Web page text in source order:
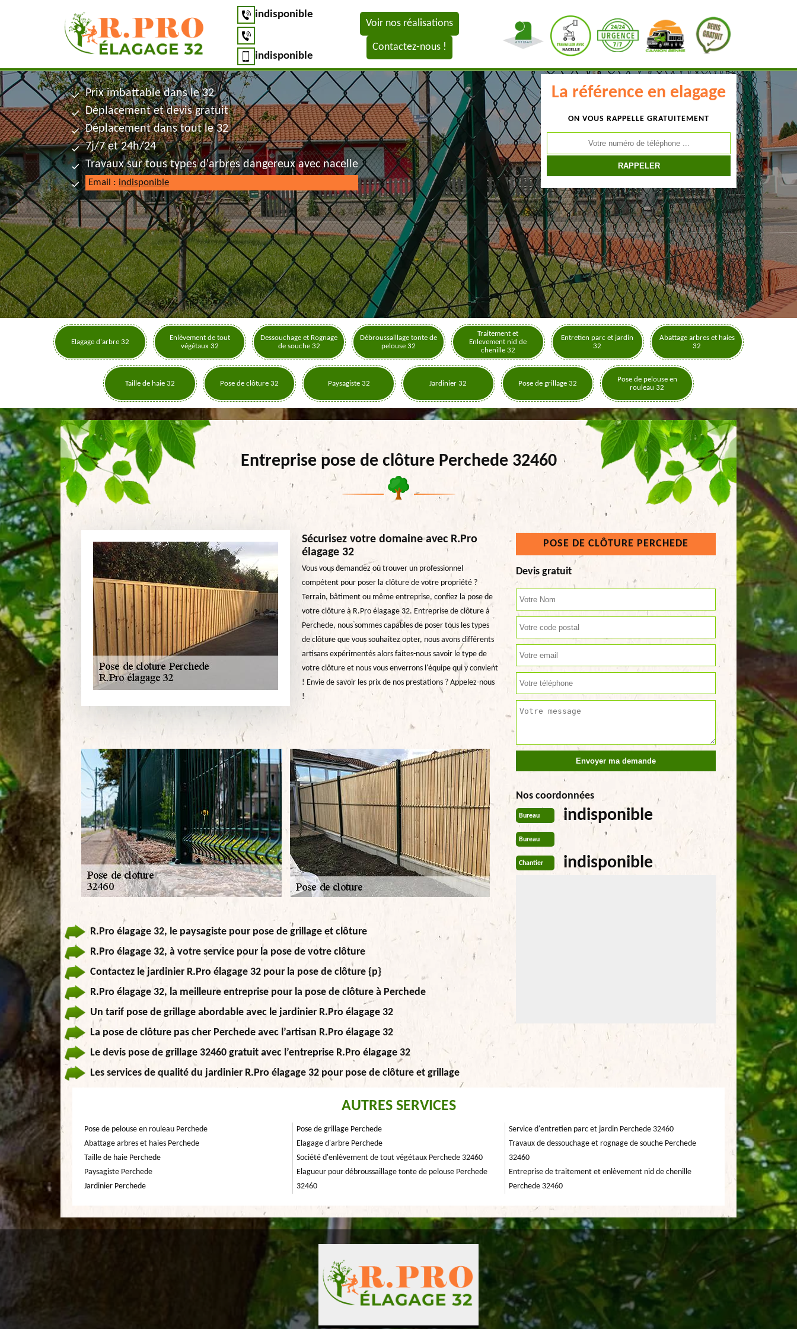
indisponible
indisponible
Voir nos réalisations
Contactez-nous !
La référence en elagage
ON VOUS RAPPELLE GRATUITEMENT
Prix imbattable dans le 32
Déplacement et devis gratuit
Déplacement dans tout le 32
7j/7 et 24h/24
Travaux sur tous types d'arbres dangereux avec nacelle
Email : indisponible
Elagage d'arbre 32
Enlèvement de tout
végétaux 32
Dessouchage et Rognage
de souche 32
Débroussaillage tonte de
pelouse 32
Traitement et
Enlevement nid de
chenille 32
Entretien parc et jardin
32
Abattage arbres et haies
32
Taille de haie 32 Pose de clôture 32 Paysagiste 32 Jardinier 32 Pose de grillage 32
Pose de pelouse en
rouleau 32
Entreprise pose de clôture Perchede 32460
Sécurisez votre domaine avec R.Pro
élagage 32
Vous vous demandez où trouver un professionnel
compétent pour poser la clôture de votre propriété ?
Terrain, bâtiment ou même entreprise, confiez la pose de
votre clôture à R.Pro élagage 32. Entreprise de clôture à
Perchede, nous sommes capables de poser tous les types
de clôture que vous souhaitez opter, nous avons différents
artisans expérimentés alors faites-nous savoir le type de
votre clôture et nous vous enverrons l'équipe qui y convient
! Envie de savoir les prix de nos prestations ? Appelez-nous
!
R.Pro élagage 32, le paysagiste pour pose de grillage et clôture
R.Pro élagage 32, à votre service pour la pose de votre clôture
Contactez le jardinier R.Pro élagage 32 pour la pose de clôture {p}
R.Pro élagage 32, la meilleure entreprise pour la pose de clôture à Perchede
Un tarif pose de grillage abordable avec le jardinier R.Pro élagage 32
La pose de clôture pas cher Perchede avec l’artisan R.Pro élagage 32
Le devis pose de grillage 32460 gratuit avec l’entreprise R.Pro élagage 32
Les services de qualité du jardinier R.Pro élagage 32 pour pose de clôture et grillage
POSE DE CLÔTURE PERCHEDE
Devis gratuit
Nos coordonnées
Bureau indisponible
Bureau
Chantier indisponible
AUTRES SERVICES
Pose de pelouse en rouleau Perchede
Abattage arbres et haies Perchede
Taille de haie Perchede
Paysagiste Perchede
Jardinier Perchede
Pose de grillage Perchede
Elagage d'arbre Perchede
Société d'enlèvement de tout végétaux Perchede 32460
Elagueur pour débroussaillage tonte de pelouse Perchede
32460
Service d'entretien parc et jardin Perchede 32460
Travaux de dessouchage et rognage de souche Perchede
32460
Entreprise de traitement et enlèvement nid de chenille
Perchede 32460